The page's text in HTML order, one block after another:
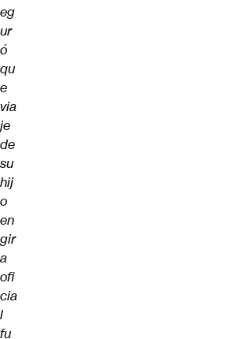
eg
ur
ó
qu
e
via
je
de
su
hij
o
en
gir
a
ofi
cia
l
fu